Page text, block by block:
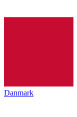
Danmark